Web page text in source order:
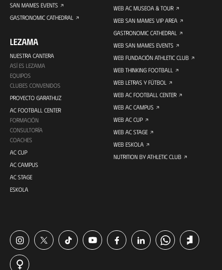
SAN MAMES EVENTS
GASTRONOMIC CATHEDRAL
LEZAMA
NUESTRA CANTERA
ASÍ ES LEZAMA
EQUIPOS
CLUBES CONVENIDOS
PROYECTO GARATHUZ
AC FOOTBALL CENTER
FORMACIÓN
CONSULTORÍA
COACHES
AC CUP
AC CAMPUS
AC STAGE
ESKOLA
WEB AC MUSEOA & TOUR
WEB SAN MAMES VIP AREA
GASTRONOMIC CATHEDRAL
WEB SAN MAMES EVENTS
WEB FUNDACIÓN ATHLETIC CLUB
WEB THINKING FOOTBALL
WEB LETRAS Y FÚTBOL
WEB AC FOOTBALL CENTER
WEB AC CAMPUS
WEB AC CUP
WEB AC STAGE
WEB ESKOLA
NUTRITION BY ATHLETIC CLUB